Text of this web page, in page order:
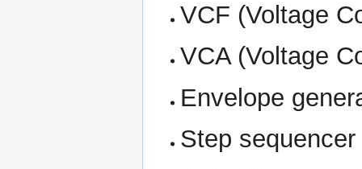
VCF (Voltage
VCA (Voltage
Envelope
Step